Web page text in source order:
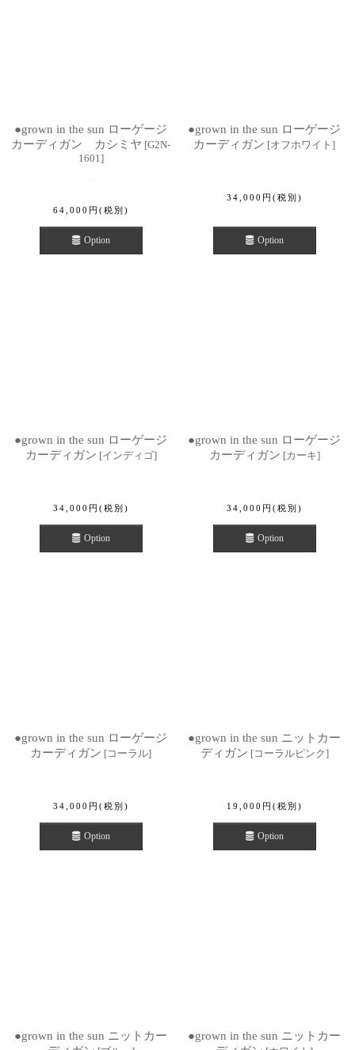
●grown in the sun ローゲージ
カーディガン カシミヤ [G2N-
1601 ]
64,000 円 (税別)
Option
●grown in the sun ローゲージ
カーディガン [オフホワイト ]
34,000 円 (税別)
Option
●grown in the sun ローゲージ
カーディガン [インディゴ]
34,000 円 (税別)
Option
●grown in the sun ローゲージ
カーディガン [カーキ]
34,000 円 (税別)
Option
●grown in the sun ローゲージ
カーディガン [コーラル]
34,000 円 (税別)
Option
●grown in the sun ニットカー
ディガン [コーラルピンク]
19,000 円 (税別)
Option
●grown in the sun ニットカー
●grown in the sun ニットカー